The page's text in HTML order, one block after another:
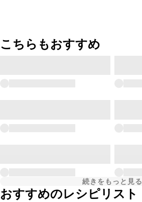
こちらもおすすめ
続きをもっと見る
おすすめのレシピリスト